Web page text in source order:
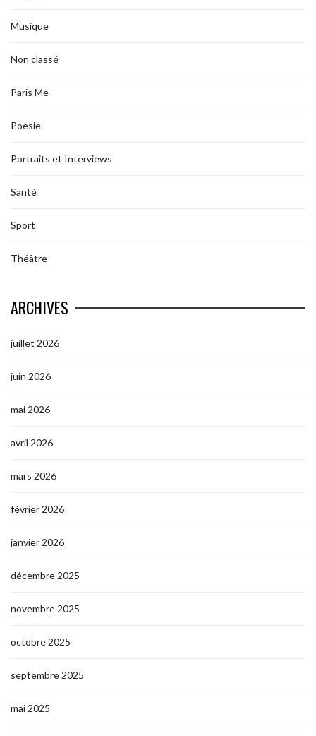
Musique
Non classé
Paris Me
Poesie
Portraits et Interviews
Santé
Sport
Théâtre
ARCHIVES
juillet 2026
juin 2026
mai 2026
avril 2026
mars 2026
février 2026
janvier 2026
décembre 2025
novembre 2025
octobre 2025
septembre 2025
mai 2025